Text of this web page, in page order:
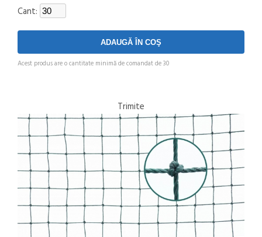
Cant:
Acest produs are o cantitate minimă de comandat de 30
Trimite